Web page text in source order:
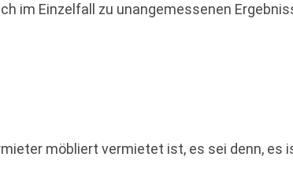
im Einzelfall zu unangemessenen
möbliert vermietet ist, es sei denn, es